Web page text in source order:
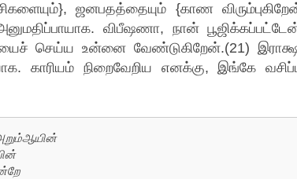
ஜனபதத்தையும் {காண
விபீஷணா, நான்
செய்ய உன்னை வேண்டுகிறேன்.(21)
காரியம் நிறைவேறிய எனக்கு, இங்கே